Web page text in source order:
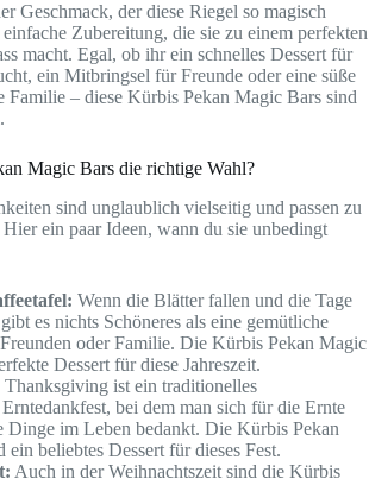
Geschmack, der diese Riegel so magisch
Zubereitung, die sie zu einem perfekten
macht. Egal, ob ihr ein schnelles Dessert für
ein Mitbringsel für Freunde oder eine süße
Familie – diese Kürbis Pekan Magic Bars sind
Magic Bars die richtige Wahl?
sind unglaublich vielseitig und passen zu
ein paar Ideen, wann du sie unbedingt
Wenn die Blätter fallen und die Tage
es nichts Schöneres als eine gemütliche
oder Familie. Die Kürbis Pekan Magic
Dessert für diese Jahreszeit.
Thanksgiving ist ein traditionelles
bei dem man sich für die Ernte
Dinge im Leben bedankt. Die Kürbis Pekan
ein beliebtes Dessert für dieses Fest.
Auch in der Weihnachtszeit sind die Kürbis